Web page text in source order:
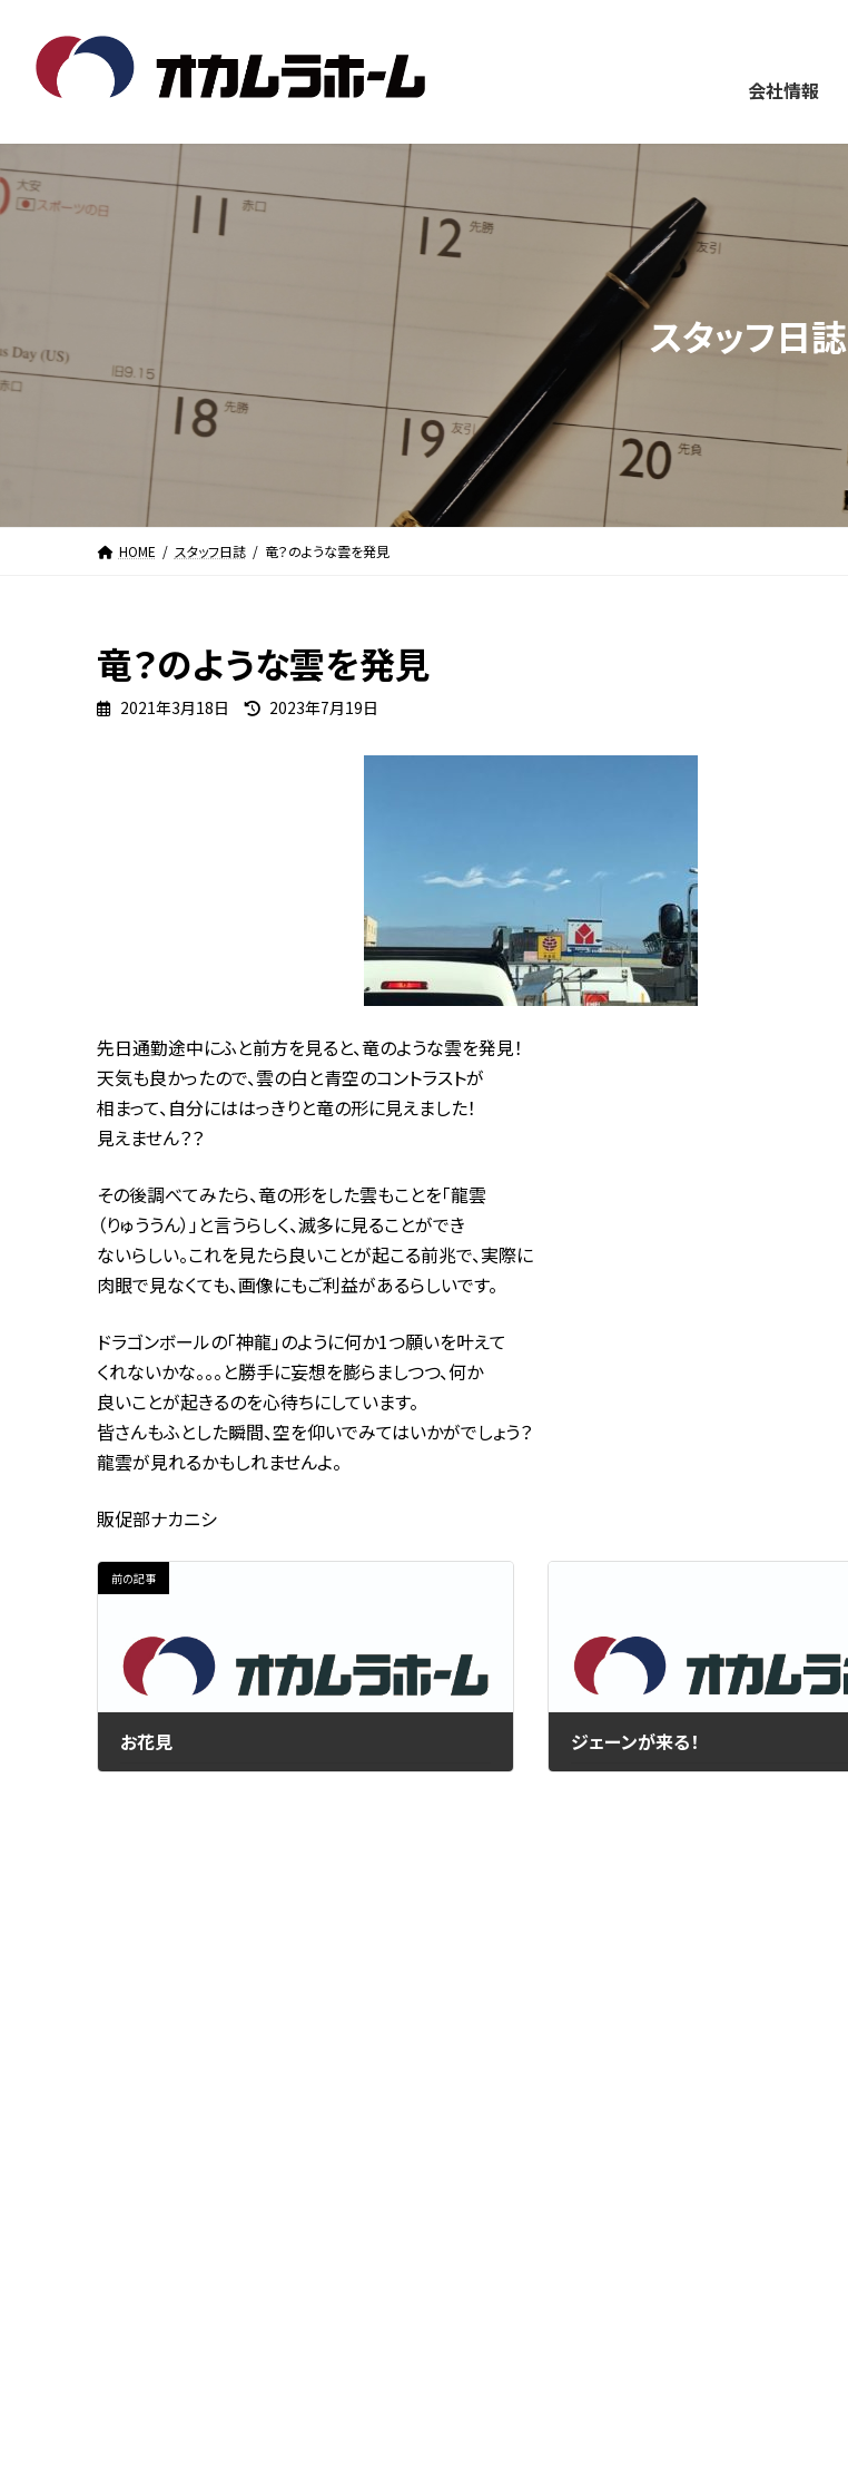
へ
ス
キ
ョ
ン
に
会社情報
スタッフ日誌
HOME スタッフ日誌 竜？のような雲を発見
竜？のような雲を発見
2021年3月18日
最
2023年7月19日
先日通勤途中にふと前方を見ると、竜のような雲を発見！
天気も良かったので、雲の白と青空のコントラストが
相まって、自分にははっきりと竜の形に見えました！
見えません？？
その後調べてみたら、竜の形をした雲もことを「龍雲
（りゅううん）」と言うらしく、滅多に見ることができ
ないらしい。これを見たら良いことが起こる前兆で、実際に
肉眼で見なくても、画像にもご利益があるらしいです。
ドラゴンボールの「神龍」のように何か1つ願いを叶えて
くれないかな。。。と勝手に妄想を膨らましつつ、何か
良いことが起きるのを心待ちにしています。
皆さんもふとした瞬間、空を仰いでみてはいかがでしょう？
龍雲が見れるかもしれませんよ。
販促部ナカニシ
前の記事
お花見 ジェーンが来る！